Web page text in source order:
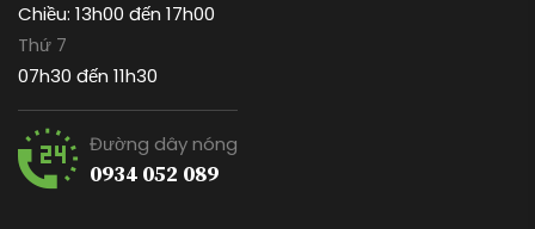
Chiều: 13h00 đến 17h00
Thứ 7
07h30 đến 11h30
Đường dây nóng
0934 052 089